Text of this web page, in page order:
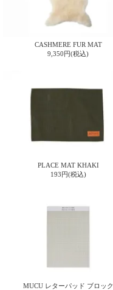
CASHMERE FUR MAT
9,350円(税込)
PLACE MAT KHAKI
193円(税込)
MUCU レターパッド ブロック